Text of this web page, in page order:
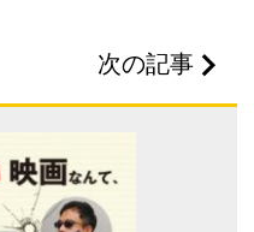
次の記事